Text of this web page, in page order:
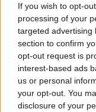
If you wish to opt-
processing of your
targeted advertising
section to confirm
opt-out request is
interest-based ads
us or personal
your opt-out. You
disclosure of your
Portfolio
2003. október 30. 15:22
Növekedésre
az USA-ban, a
meggyőző
feletti, 7.2%-os